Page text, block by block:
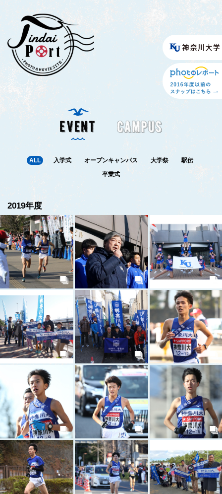
ALL 入学式 オープンキャンパス 大学祭
駅伝
卒業式
2019年度